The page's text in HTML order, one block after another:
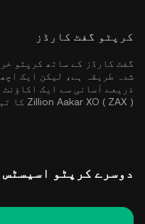
کرپٹو گفٹ کارڈز
گفٹ کارڈز کے ساتھ کرپٹو
شدہ طریقہ ہے، لیکن ایک
ذریعے آسانی سے ایک
Zillion Aakar XO ( ZAX ) کا تبادلہ کر سکتے ہیں۔
دوسرے کرپٹو